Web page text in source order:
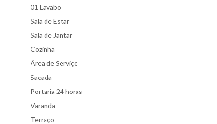
01 Lavabo
Sala de Estar
Sala de Jantar
Cozinha
Área de Serviço
Sacada
Portaria 24 horas
Varanda
Terraço